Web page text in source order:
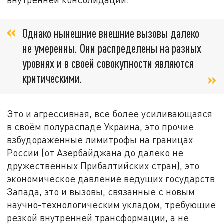
Однако нынешние внешние вызовы далеко
не умеренны. Они распределены на разных
уровнях и в своей совокупности являются
критическими.
Это и агрессивная, все более усиливающаяся
в своём полураспаде Украина, это прочие
взбудораженные лимитрофы на границах
России (от Азербайджана до далеко не
дружественных Прибалтийских стран), это
экономическое давление ведущих государств
Запада, это и вызовы, связанные с новым
научно-технологическим укладом, требующие
резкой внутренней трансформации, а не